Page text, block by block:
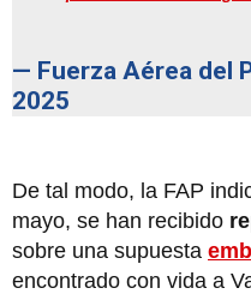
— Fuerza Aérea del
2025
De tal modo, la FAP
mayo, se han recibido
sobre una supuesta
encontrado con vida a